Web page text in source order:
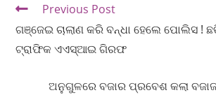
Previous Post
ଗଞ୍ଜେଇ ଚାଲାଣ କରି ବନ୍ଧା ହେଲେ ପୋଲିସ !
ଟ୍ରାଫିକ ଏଏସ୍‌ଆଇ ଗିରଫ
ଅନୁଗୁଳରେ ବଜାର ପ୍ରବେଶ କଲା